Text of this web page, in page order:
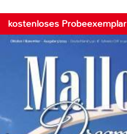
kostenloses Probeexemplar